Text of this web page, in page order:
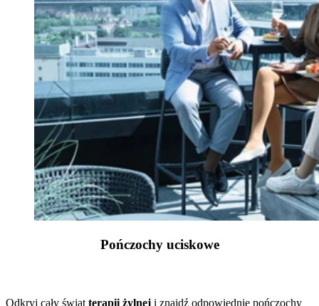
Pończochy uciskowe
Odkryj cały świat terapii żylnej i znajdź odpowiednie pończochy